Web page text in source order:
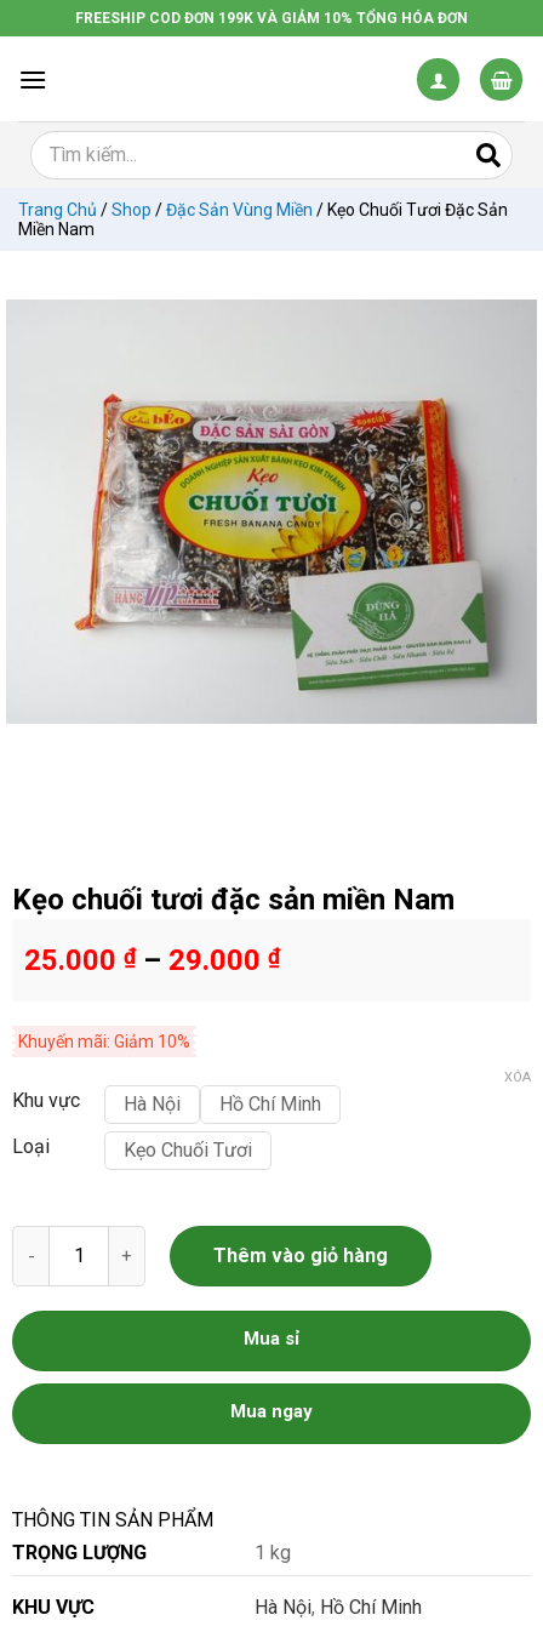
đến
dung
FREESHIP COD ĐƠN 199K VÀ GIẢM 10% TỔNG HÓA ĐƠN
Trang Chủ /Shop /Đặc Sản Vùng Miền / Kẹo Chuối Tươi Đặc Sản
Miền Nam
Kẹo chuối tươi đặc sản miền Nam
25.000 ₫– 29.000 ₫
Khuyến mãi: Giảm 10%
Khu vực Hà Nội
Hồ Chí Minh
Loại
Kẹo Chuối Tươi
XÓA
Kẹo chuối tươi đặc sản miền Nam số lượng
Thêm vào giỏ hàng
Mua sỉ
Mua ngay
THÔNG TIN SẢN PHẨM
TRỌNG LƯỢNG
1 kg
KHU VỰC Hà Nội, Hồ Chí Minh